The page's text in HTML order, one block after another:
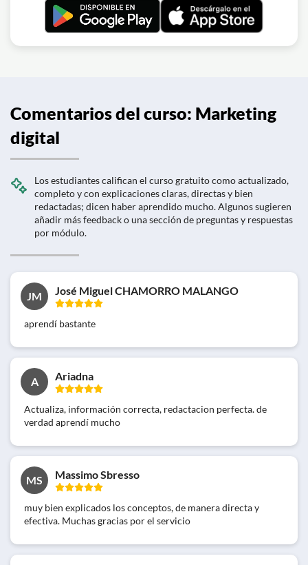
Comentarios del curso: Marketing
digital
Los estudiantes califican el curso gratuito como actualizado,
completo y con explicaciones claras, directas y bien
redactadas; dicen haber aprendido mucho. Algunos sugieren
añadir más feedback o una sección de preguntas y respuestas
por módulo.
JM José Miguel CHAMORRO MALANGO
aprendí bastante
A Ariadna
Actualiza, información correcta, redactacion perfecta. de
verdad aprendí mucho
MS Massimo Sbresso
muy bien explicados los conceptos, de manera directa y
efectiva. Muchas gracias por el servicio